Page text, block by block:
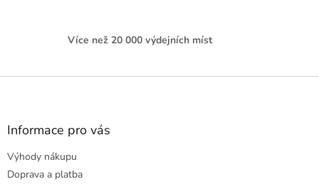
Více než 20 000 výdejních míst
Z
Informace pro vás
Výhody nákupu
Doprava a platba